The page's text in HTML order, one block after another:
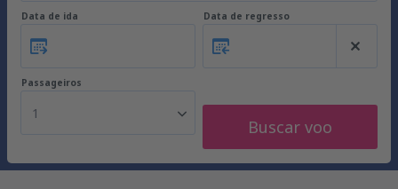
Data de ida Data de regresso
Passageiros
1
Buscar voo